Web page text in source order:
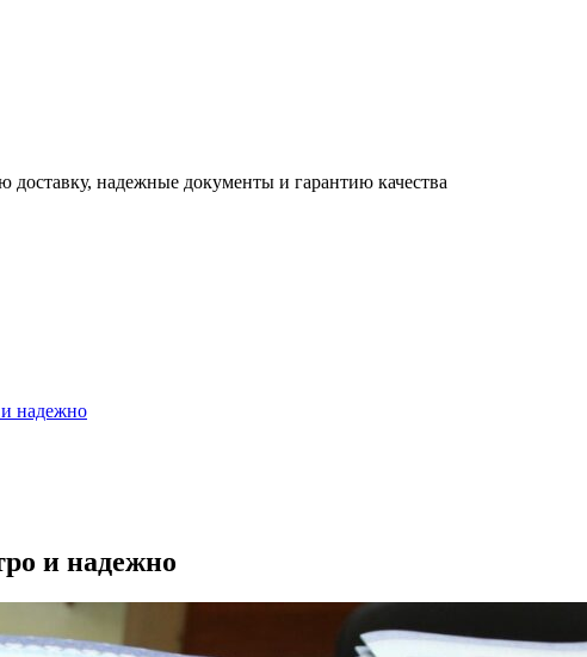
надежные документы и гарантию качества
и надежно
и надежно